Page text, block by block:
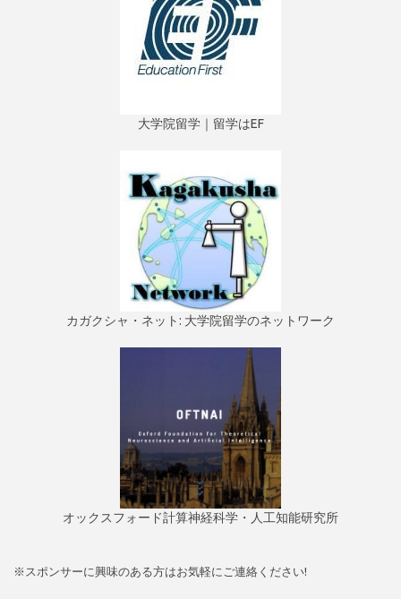
大学院留学｜留学はEF
カガクシャ・ネット: 大学院留学のネットワーク
オックスフォード計算神経科学・人工知能研究所
※ スポンサーに興味のある方はお気軽にご連絡ください!